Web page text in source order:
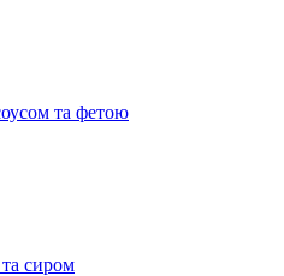
та фетою
сиром